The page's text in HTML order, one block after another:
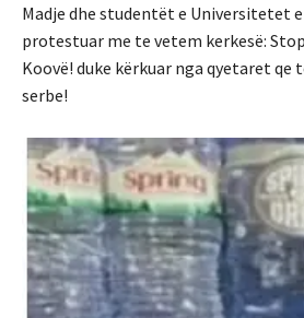
Madje dhe studentët e Universitetet e
protestuar me te vetem kerkesë:
Koovë! duke kërkuar nga qyetaret
serbe!